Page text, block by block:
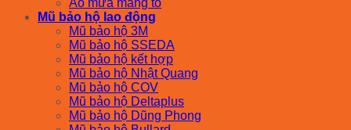
Áo mưa măng tô
Mũ bảo hộ lao động
Mũ bảo hộ 3M
Mũ bảo hộ SSEDA
Mũ bảo hộ kết hợp
Mũ bảo hộ Nhật Quang
Mũ bảo hộ COV
Mũ bảo hộ Deltaplus
Mũ bảo hộ Dũng Phong